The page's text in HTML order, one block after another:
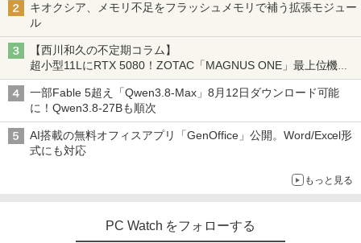
キオクシア、メモリ不足をフラッシュメモリで補う拡張モジュー
ル
【西川和久の不定期コラム】
超小型11LにRTX 5080！ZOTAC「MAGNUS ONE」最上位機の
実力を探る
一部Fable 5超え「Qwen3.8-Max」8月12日ダウンロード可能
に！Qwen3.8-27Bも順次
AI搭載の無料オフィスアプリ「GenOffice」公開。Word/Excel形
式にも対応
もっと見る
PC Watch をフォローする